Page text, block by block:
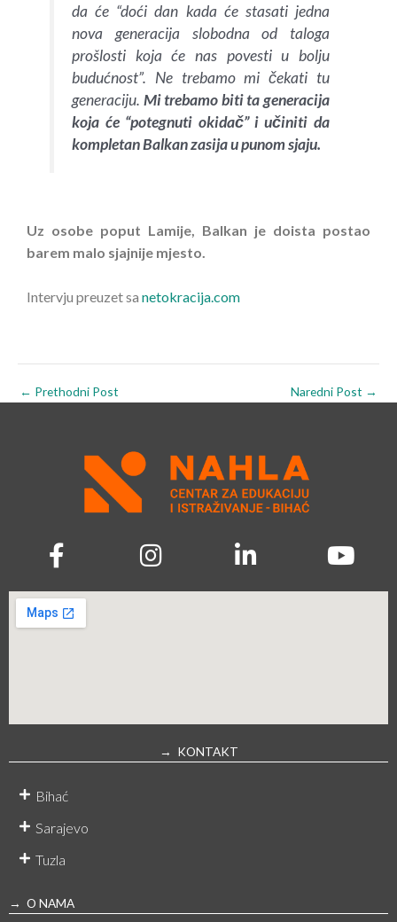
da će “doći dan kada će stasati jedna
nova generacija slobodna od taloga
prošlosti koja će nas povesti u bolju
budućnost”. Ne trebamo mi čekati tu
generaciju. Mi trebamo biti ta generacija
koja će “potegnuti okidač” i učiniti da
kompletan Balkan zasija u punom sjaju.
Uz osobe poput Lamije, Balkan je doista postao
barem malo sjajnije mjesto.
Intervju preuzet sa netokracija.com
← Prethodni Post Naredni Post →
→ KONTAKT
Bihać
Sarajevo
Tuzla
→ O NAMA